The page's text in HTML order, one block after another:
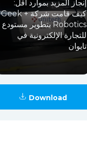
إنجاز المزيد بموارد أقل:
كيف قامت شركة Geek +
Robotics بتطوير مستودع
للتجارة الإلكترونية في
تايوان
Download